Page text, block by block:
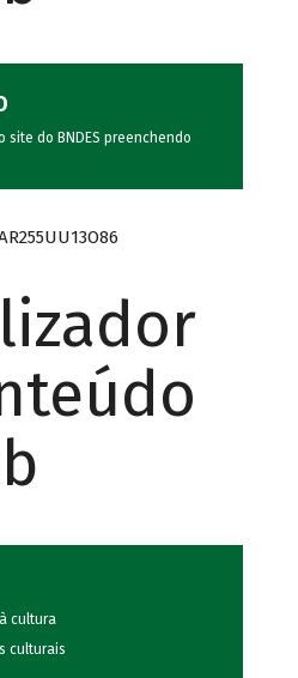
site do BNDES preenchendo
cultura
culturais